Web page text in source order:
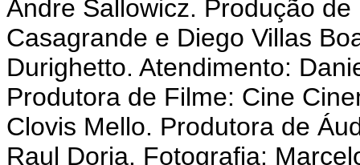
Andre Sallowicz. Produção
Casagrande e Diego Villas
Durighetto. Atendimento:
Produtora de Filme: Cine
Clovis Mello. Produtora de
Raul Doria. Fotografia: